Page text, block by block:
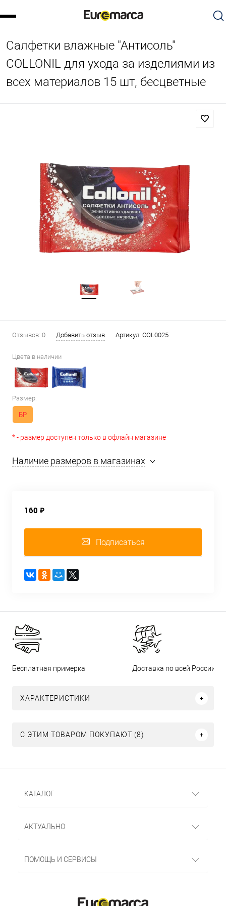
Салфетки влажные "Антисоль"
COLLONIL для ухода за изделиями из
всех материалов 15 шт, бесцветные
Отзывов: 0 Добавить отзыв Артикул: COL0025
Цвета в наличии
Размер:
БР
* - размер доступен только в офлайн магазине
Наличие размеров в магазинах
160 ₽
Подписаться
Бесплатная примерка Доставка по всей России
ХАРАКТЕРИСТИКИ
С ЭТИМ ТОВАРОМ ПОКУПАЮТ (8)
КАТАЛОГ
АКТУАЛЬНО
ПОМОЩЬ И СЕРВИСЫ